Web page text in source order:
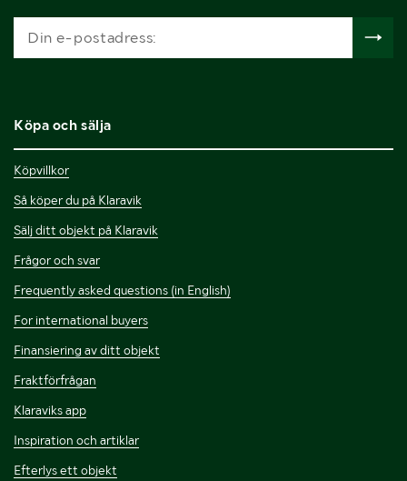
Köpa och sälja
Köpvillkor
Så köper du på Klaravik
Sälj ditt objekt på Klaravik
Frågor och svar
Frequently asked questions (in English)
For international buyers
Finansiering av ditt objekt
Fraktförfrågan
Klaraviks app
Inspiration och artiklar
Efterlys ett objekt